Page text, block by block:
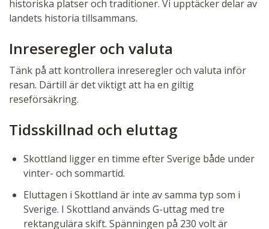
historiska platser och traditioner. Vi upptäcker delar av
landets historia tillsammans.
Inreseregler och valuta
Tänk på att kontrollera inreseregler och valuta inför
resan. Därtill är det viktigt att ha en giltig
reseförsäkring.
Tidsskillnad och eluttag
Skottland ligger en timme efter Sverige både under
vinter- och sommartid.
Eluttagen i Skottland är inte av samma typ som i
Sverige. I Skottland används G-uttag med tre
rektangulära skift. Spänningen på 230 volt är